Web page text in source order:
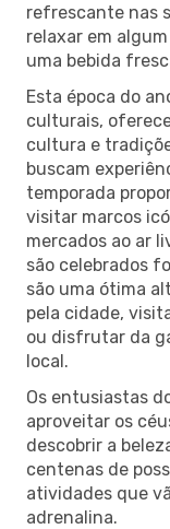
refrescante nas
relaxar em
uma bebida
Esta época do
culturais,
cultura e
buscam
temporada
visitar marcos
mercados ao ar
são celebrados
são uma ótima
pela cidade,
ou disfrutar da
local.
Os entusiastas
aproveitar os
descobrir a
centenas de
atividades que
adrenalina.